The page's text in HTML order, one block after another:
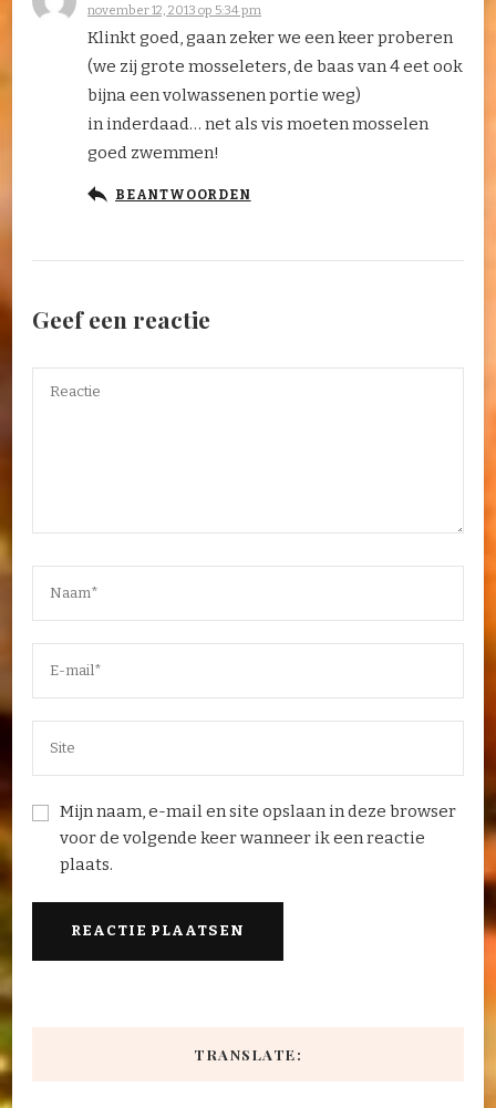
november 12, 2013 op 5:34 pm
Klinkt goed, gaan zeker we een keer proberen
(we zij grote mosseleters, de baas van 4 eet ook
bijna een volwassenen portie weg)
in inderdaad… net als vis moeten mosselen
goed zwemmen!
BEANTWOORDEN
Geef een reactie
Mijn naam, e-mail en site opslaan in deze browser
voor de volgende keer wanneer ik een reactie
plaats.
TRANSLATE: